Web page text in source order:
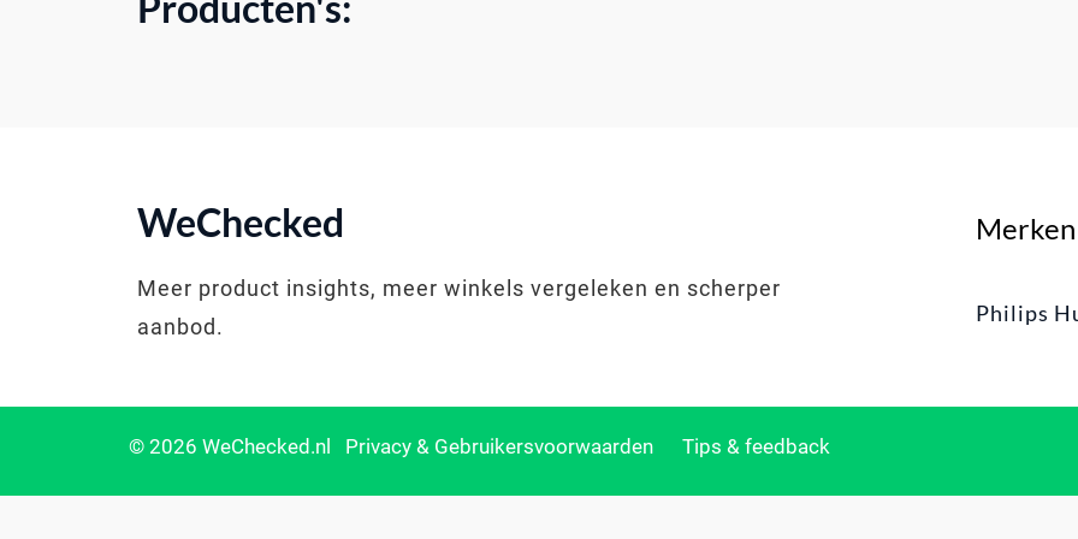
WeChecked
Meer product insights, meer winkels vergeleken en scherper
aanbod.
Merken
Philips
© 2026 WeChecked.nl Privacy & Gebruikersvoorwaarden Tips & feedback